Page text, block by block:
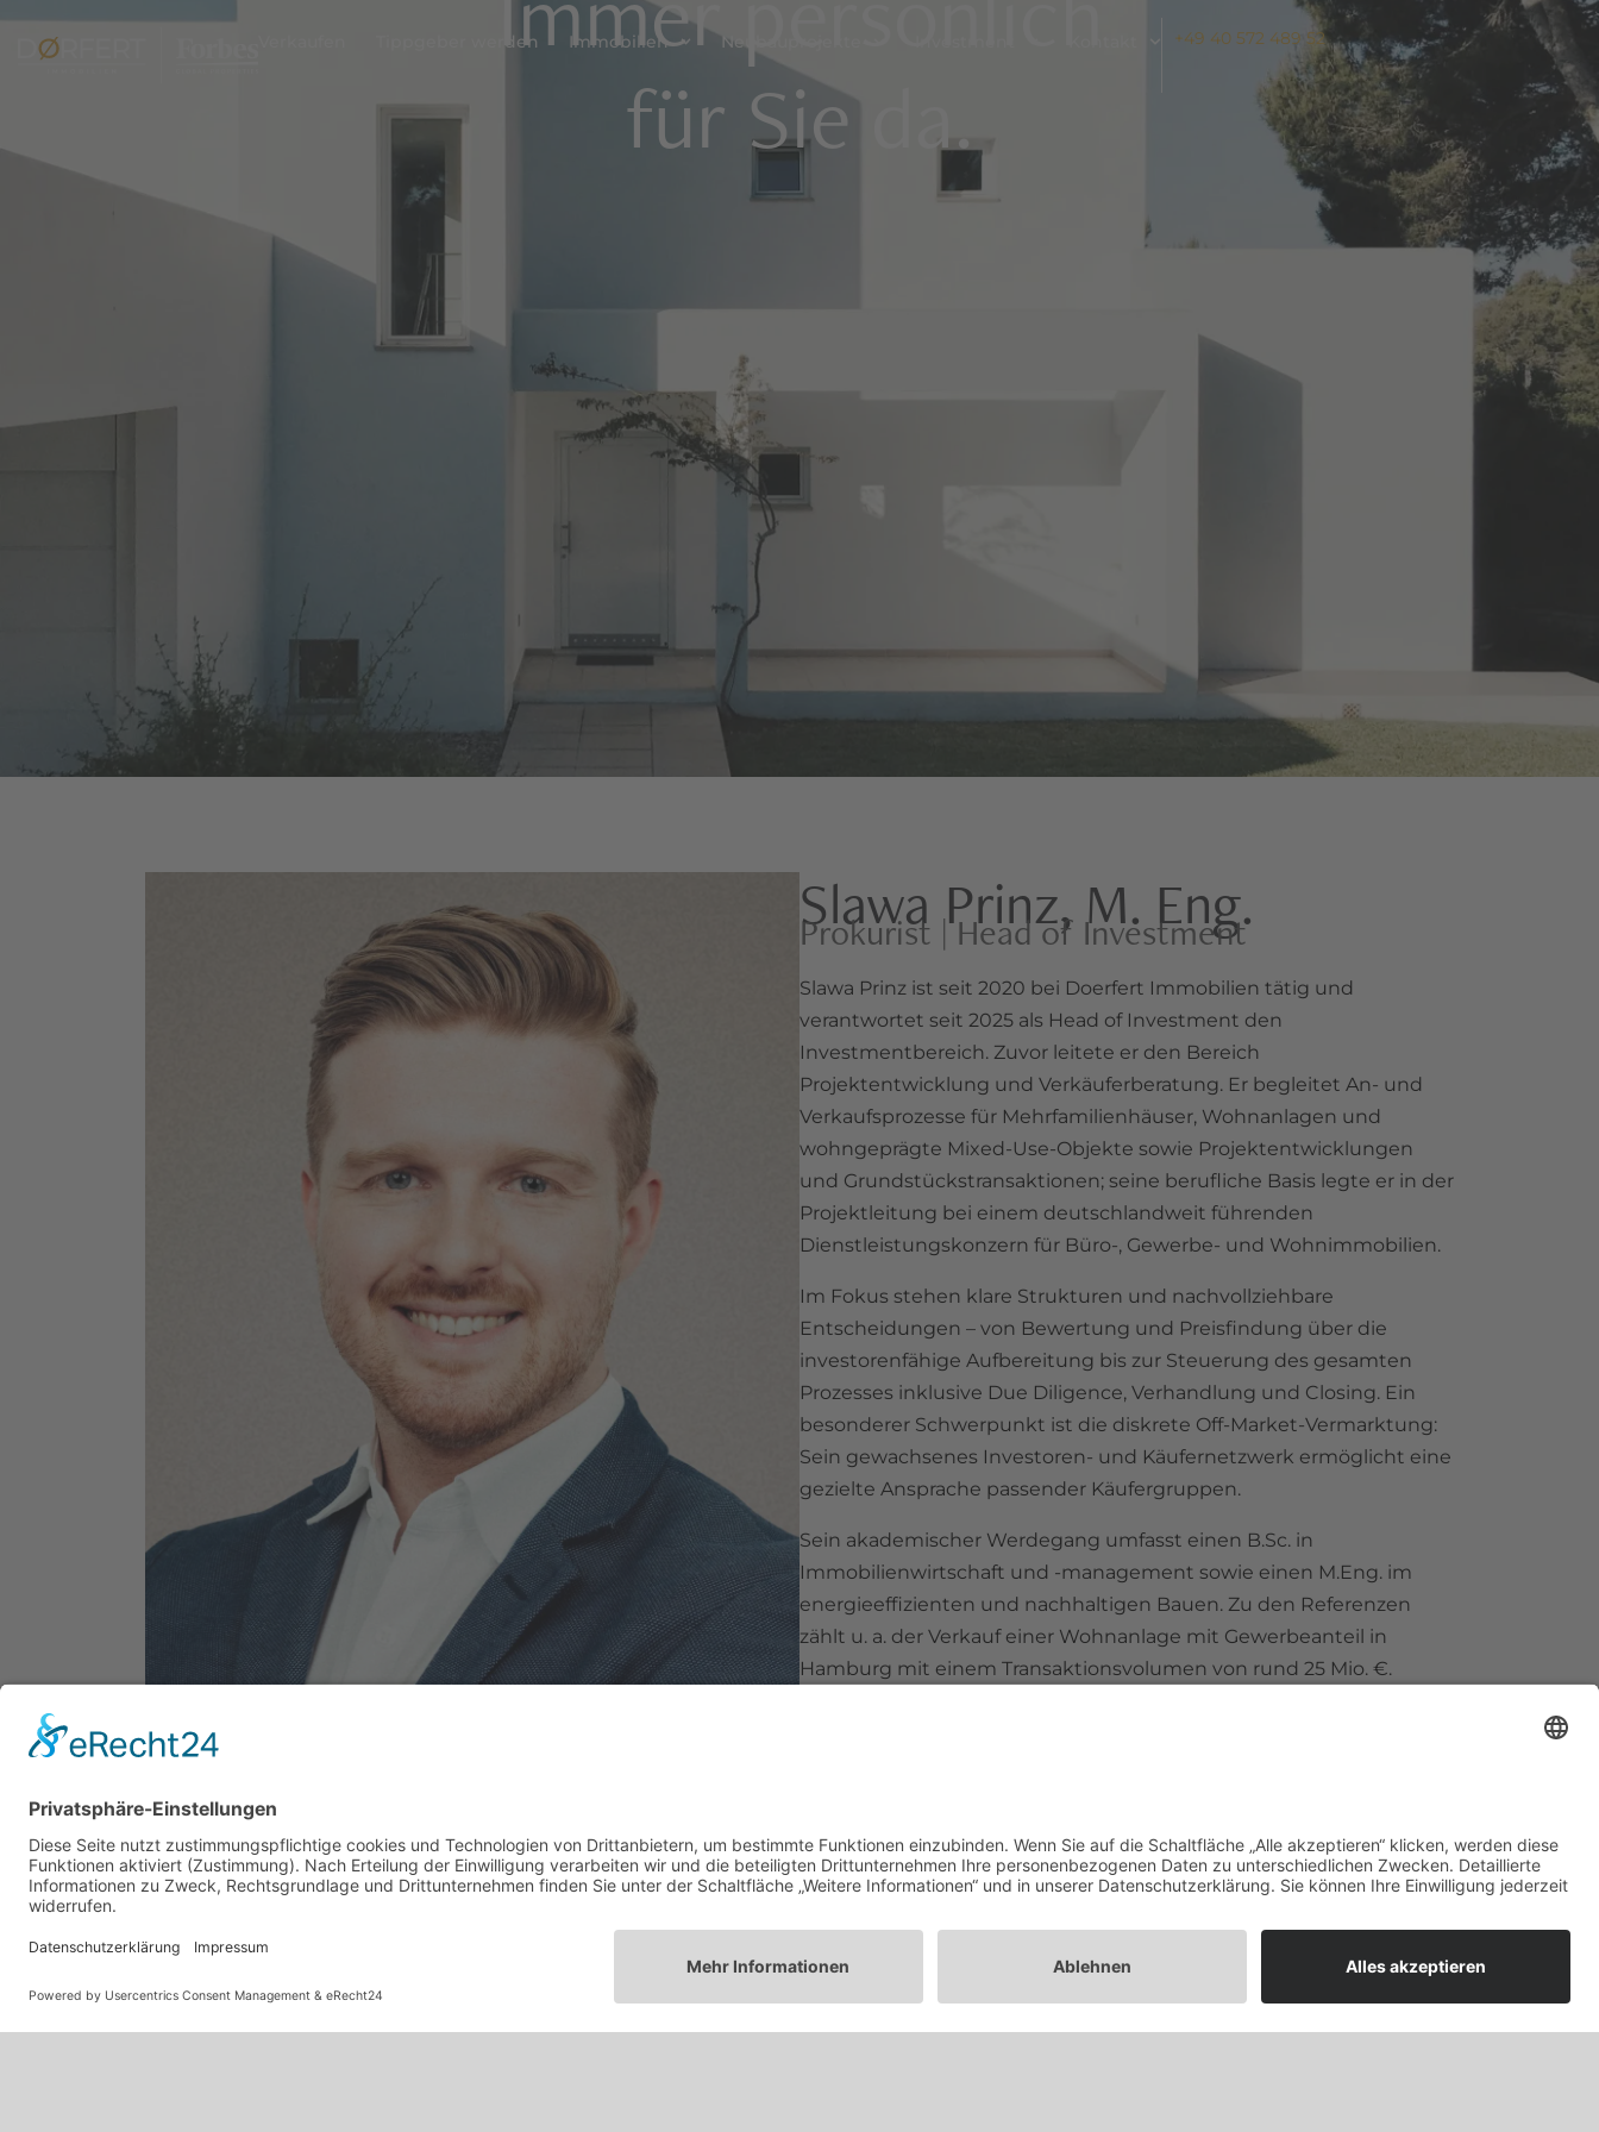
Tippgeber werden Immobilien Neubauprojekte +49 40 572 489 52
für Sie da.
Slawa Prinz, M. Eng.
Prokurist | Head of Investment
Slawa Prinz ist seit 2020 bei Doerfert Immobilien tätig und
verantwortet seit 2025 als Head of Investment den
Investmentbereich. Zuvor leitete er den Bereich
Projektentwicklung und Verkäuferberatung. Er begleitet An- und
Verkaufsprozesse für Mehrfamilienhäuser, Wohnanlagen und
wohngeprägte Mixed-Use-Objekte sowie Projektentwicklungen
und Grundstückstransaktionen; seine berufliche Basis legte er in der
Projektleitung bei einem deutschlandweit führenden
Dienstleistungskonzern für Büro-, Gewerbe- und Wohnimmobilien.
Im Fokus stehen klare Strukturen und nachvollziehbare
Entscheidungen – von Bewertung und Preisfindung über die
investorenfähige Aufbereitung bis zur Steuerung des gesamten
Prozesses inklusive Due Diligence, Verhandlung und Closing. Ein
besonderer Schwerpunkt ist die diskrete Off-Market-Vermarktung:
Sein gewachsenes Investoren- und Käufernetzwerk ermöglicht eine
gezielte Ansprache passender Käufergruppen.
Sein akademischer Werdegang umfasst einen B.Sc. in
Immobilienwirtschaft und -management sowie einen M.Eng. im
energieeffizienten und nachhaltigen Bauen. Zu den Referenzen
zählt u. a. der Verkauf einer Wohnanlage mit Gewerbeanteil in
Hamburg mit einem Transaktionsvolumen von rund 25 Mio. €.
DE